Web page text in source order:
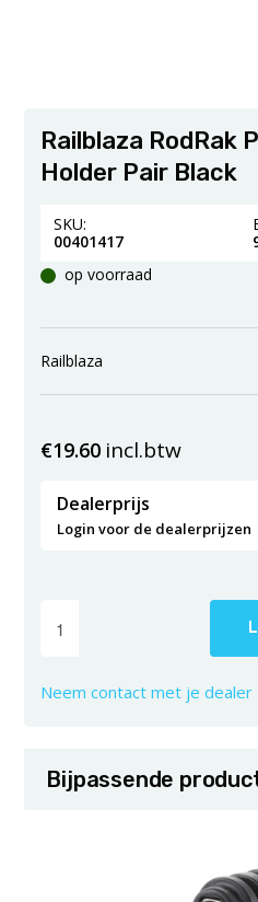
Railblaza RodRak
Holder Pair Black
SKU:
00401417
op voorraad
Railblaza
€19.60 incl.btw
Dealerprijs
Login voor de dealerprijzen
Neem contact met je dealer
Bijpassende